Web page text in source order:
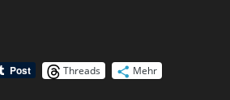
Threads Mehr